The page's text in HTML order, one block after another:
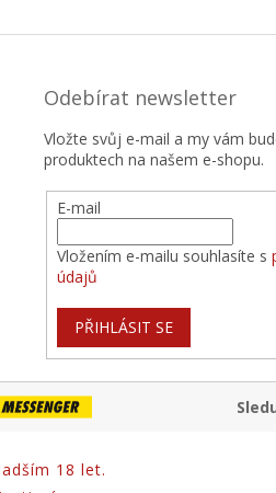
Odebírat newsletter
Vložte svůj e-mail a my vám
produktech na našem e-shopu.
E-mail
Vložením e-mailu souhlasíte s
údajů
PŘIHLÁSIT SE
18 let.